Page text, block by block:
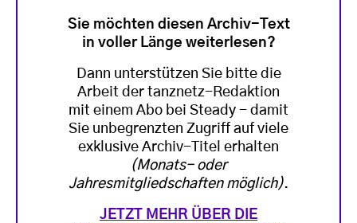
Sie möchten diesen Archiv-Text
in voller Länge weiterlesen?
Dann unterstützen Sie bitte die
Arbeit der tanznetz-Redaktion
mit einem Abo bei Steady - damit
Sie unbegrenzten Zugriff auf viele
exklusive Archiv-Titel erhalten
(Monats- oder
Jahresmitgliedschaften möglich).
JETZT MEHR ÜBER DIE